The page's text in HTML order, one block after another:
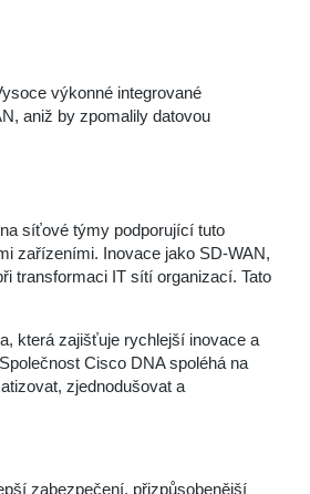
výkonné integrované
aniž by zpomalily datovou
síťové týmy podporující tuto
zařízeními. Inovace jako SD-WAN,
transformaci IT sítí organizací. Tato
která zajišťuje rychlejší inovace a
Cisco DNA spoléhá na
zjednodušovat a
zabezpečení, přizpůsobenější